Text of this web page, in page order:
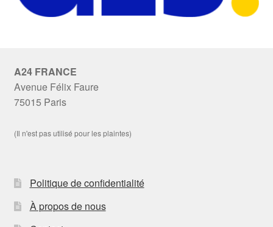
A24 FRANCE
Avenue Félix Faure
75015 Paris
(Il n'est pas utilisé pour les plaintes)
Politique de confidentialité
À propos de nous